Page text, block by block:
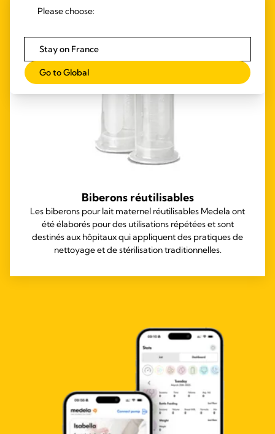
Biberons réutilisables
Les biberons pour lait maternel réutilisables Medela ont
été élaborés pour des utilisations répétées et sont
destinés aux hôpitaux qui appliquent des pratiques de
nettoyage et de stérilisation traditionnelles.
Please choose:
Stay on France
Go to Global